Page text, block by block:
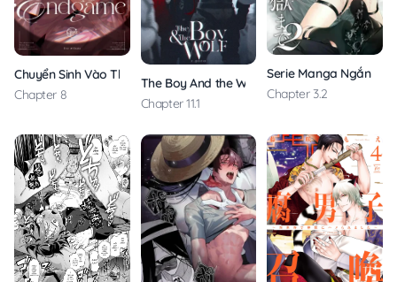
Chuyển Sinh Vào Thế Giới Của Ma Vương Evelogia
Chapter 8
The Boy And the Wolf
Chapter 11.1
Serie Manga Ngắn
Chapter 3.2